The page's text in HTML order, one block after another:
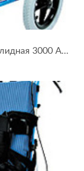
Детская кресло-коляска, инвалидная 3000 ASP